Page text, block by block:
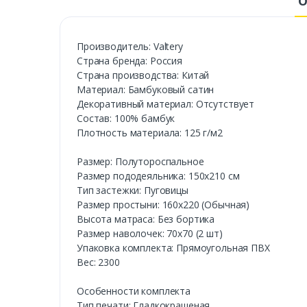
Производитель: Valtery
Cтрана бренда: Россия
Страна производства: Китай
Материал: Бамбуковый сатин
Декоративный материал: Отсутствует
Состав: 100% бамбук
Плотность материала: 125 г/м2
Размер: Полутороспальное
Размер пододеяльника: 150х210 см
Тип застежки: Пуговицы
Размер простыни: 160х220 (Обычная)
Высота матраса: Без бортика
Размер наволочек: 70х70 (2 шт)
Упаковка комплекта: Прямоугольная ПВХ
Вес: 2300
Особенности комплекта